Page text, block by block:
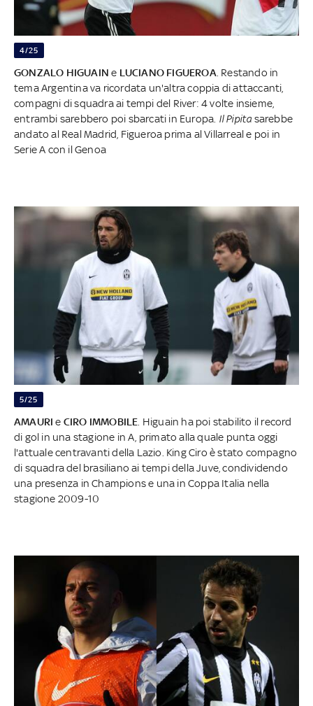
4/25
GONZALO HIGUAINe LUCIANO FIGUEROA . Restando in
tema Argentina va ricordata un'altra coppia di attaccanti,
compagni di squadra ai tempi del River: 4 volte insieme,
entrambi sarebbero poi sbarcati in Europa. Il Pipita sarebbe
andato al Real Madrid, Figueroa prima al Villarreal e poi in
Serie A con il Genoa
5/25
AMAURIe CIRO IMMOBILE . Higuain ha poi stabilito il record
di gol in una stagione in A, primato alla quale punta oggi
l'attuale centravanti della Lazio. King Ciro è stato compagno
di squadra del brasiliano ai tempi della Juve, condividendo
una presenza in Champions e una in Coppa Italia nella
stagione 2009-10